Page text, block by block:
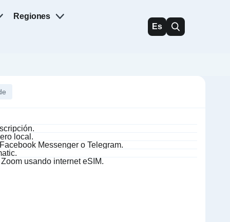
Regiones
Es
local.
Messenger o Telegram.
usando internet eSIM.